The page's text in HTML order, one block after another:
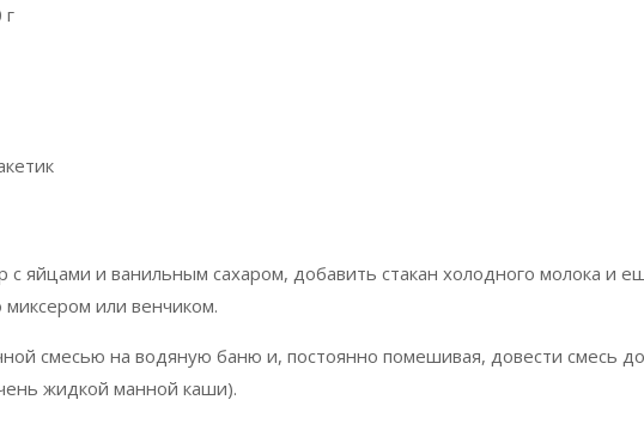
г
с яйцами и ванильным сахаром, добавить стакан холодного молока и
или венчиком.
смесью на водяную баню и, постоянно помешивая, довести смесь до
жидкой манной каши).